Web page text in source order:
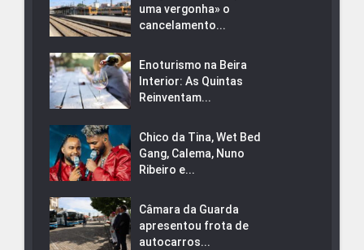
uma vergonha» o
cancelamento...
Enoturismo na Beira
Interior: As Quintas
Reinventam...
Chico da Tina, Wet Bed
Gang, Calema, Nuno
Ribeiro e...
Câmara da Guarda
apresentou frota de
autocarros...